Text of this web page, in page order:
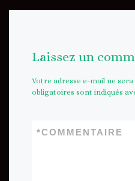
Laissez un
Votre adresse e-mail ne sera
obligatoires sont indiqués
COMMENTAIRE
*